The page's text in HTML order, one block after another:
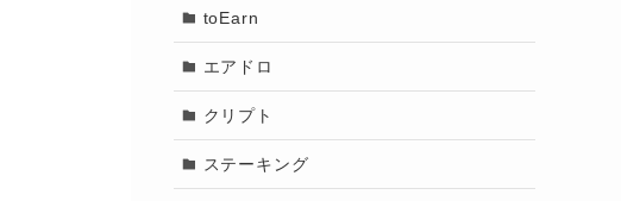
toEarn
エアドロ
クリプト
ステーキング